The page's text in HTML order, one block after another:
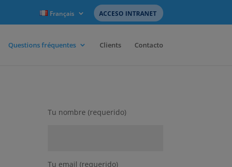
Français ACCESO INTRANET
Questions fréquentes Clients Contacto
Tu nombre (requerido)
Tu email (requerido)